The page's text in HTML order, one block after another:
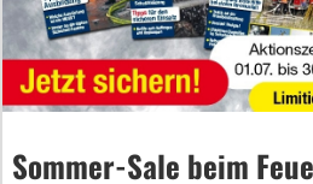
Sommer-Sale beim